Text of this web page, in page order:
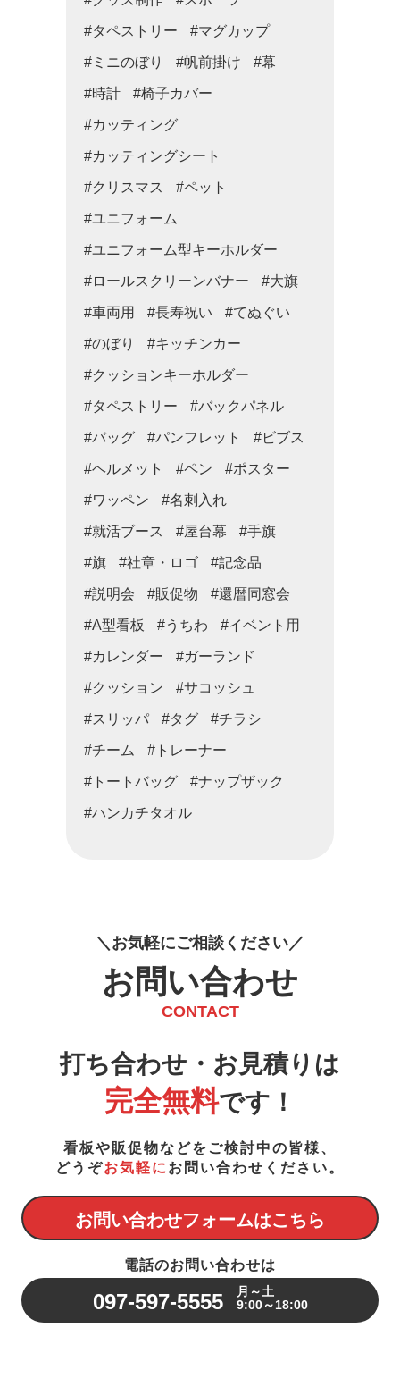
#タペストリー #マグカップ
#ミニのぼり #帆前掛け #幕
#時計 #椅子カバー
#カッティング
#カッティングシート
#クリスマス #ペット
#ユニフォーム
#ユニフォーム型キーホルダー
#ロールスクリーンバナー #大旗
#車両用 #長寿祝い #てぬぐい
#のぼり #キッチンカー
#クッションキーホルダー
#タペストリー #バックパネル
#バッグ #パンフレット #ビブス
#ヘルメット #ペン #ポスター
#ワッペン #名刺入れ
#就活ブース #屋台幕 #手旗
#旗 #社章・ロゴ #記念品
#説明会 #販促物 #還暦同窓会
#A型看板 #うちわ #イベント用
#カレンダー #ガーランド
#クッション #サコッシュ
#スリッパ #タグ #チラシ
#チーム #トレーナー
#トートバッグ #ナップザック
#ハンカチタオル
お気軽にご相談 く ださ い
お問い合わせ
CONTACT
打ち合わせ・お見積りは
完全無料です！
看板や販促物などをご検討中の皆様、
どうぞお気軽に お問い合わせください。
お問い合わせフォームはこちら
電話のお問い合わせは
097-597-5555
月～土
9:00～18:00